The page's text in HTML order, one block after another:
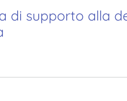
di supporto alla